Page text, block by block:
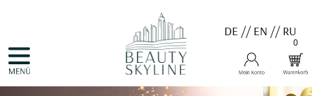
DE //EN //RU
0